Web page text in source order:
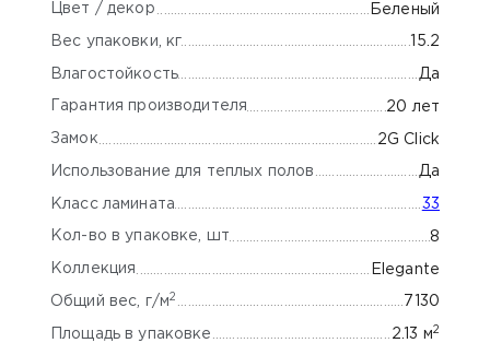
Цвет / декор Беленый
Вес упаковки, кг 15.2
Влагостойкость Да
Гарантия производителя 20 лет
Замок 2G Click
Использование для теплых полов Да
Класс ламината 33
Кол-во в упаковке, шт 8
Коллекция Elegante
Общий вес, г/м2 7130
Площадь в упаковке 2.13 м 2